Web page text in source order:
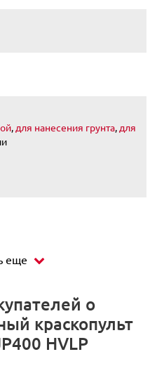
, для нанесения грунта, для
еще
о
краскопульт
HVLP